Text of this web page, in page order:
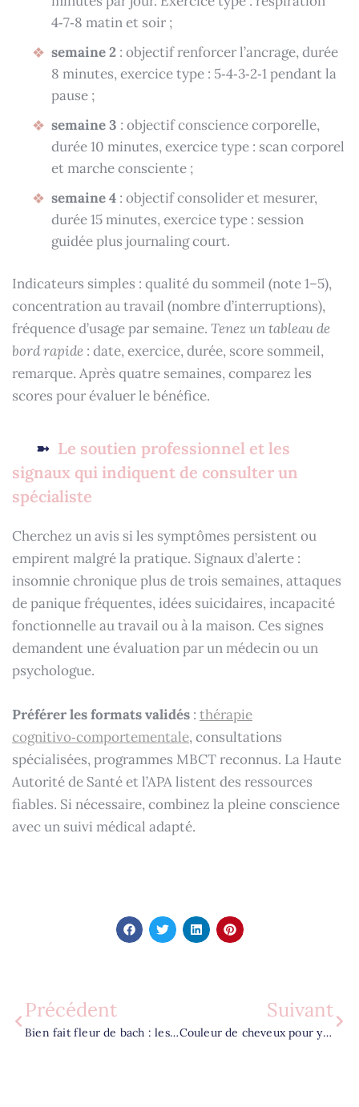
4‑7‑8 matin et soir ;
semaine 2 : objectif renforcer l’ancrage, durée
8 minutes, exercice type : 5‑4‑3‑2‑1 pendant la
pause ;
semaine 3 : objectif conscience corporelle,
durée 10 minutes, exercice type : scan corporel
et marche consciente ;
semaine 4 : objectif consolider et mesurer,
durée 15 minutes, exercice type : session
guidée plus journaling court.
Indicateurs simples : qualité du sommeil (note 1–5),
concentration au travail (nombre d’interruptions),
fréquence d’usage par semaine. Tenez un tableau de
bord rapide : date, exercice, durée, score sommeil,
remarque. Après quatre semaines, comparez les
scores pour évaluer le bénéfice.
Le soutien professionnel et les
signaux qui indiquent de consulter un
spécialiste
Cherchez un avis si les symptômes persistent ou
empirent malgré la pratique. Signaux d’alerte :
insomnie chronique plus de trois semaines, attaques
de panique fréquentes, idées suicidaires, incapacité
fonctionnelle au travail ou à la maison. Ces signes
demandent une évaluation par un médecin ou un
psychologue.
Préférer les formats validés : thérapie
cognitivo‑comportementale, consultations
spécialisées, programmes MBCT reconnus. La Haute
Autorité de Santé et l’APA listent des ressources
fiables. Si nécessaire, combinez la pleine conscience
avec un suivi médical adapté.
Précédent
Bien fait fleur de bach : les 7 bénéfices pour votre sérénité
Suivant
Couleur de cheveux pour yeux marrons : les tendances pour magnifier le regard